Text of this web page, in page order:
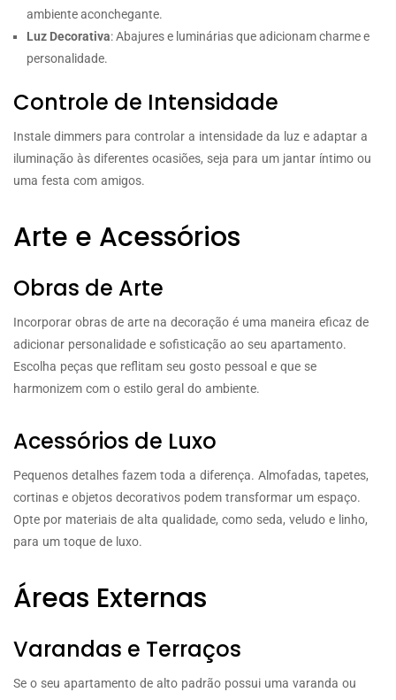
ambiente aconchegante.
Luz Decorativa: Abajures e luminárias que adicionam charme e
personalidade.
Controle de Intensidade
Instale dimmers para controlar a intensidade da luz e adaptar a
iluminação às diferentes ocasiões, seja para um jantar íntimo ou
uma festa com amigos.
Arte e Acessórios
Obras de Arte
Incorporar obras de arte na decoração é uma maneira eficaz de
adicionar personalidade e sofisticação ao seu apartamento.
Escolha peças que reflitam seu gosto pessoal e que se
harmonizem com o estilo geral do ambiente.
Acessórios de Luxo
Pequenos detalhes fazem toda a diferença. Almofadas, tapetes,
cortinas e objetos decorativos podem transformar um espaço.
Opte por materiais de alta qualidade, como seda, veludo e linho,
para um toque de luxo.
Áreas Externas
Varandas e Terraços
Se o seu apartamento de alto padrão possui uma varanda ou